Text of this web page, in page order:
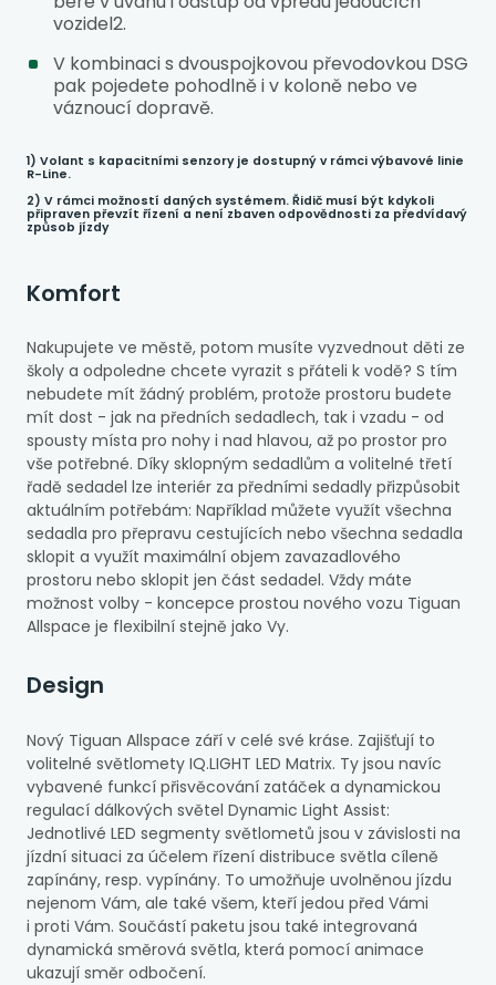
vozidel2.
V kombinaci s dvouspojkovou převodovkou DSG
pak pojedete pohodlně i v koloně nebo ve
váznoucí dopravě.
1) Volant s kapacitními senzory je dostupný v rámci výbavové linie
R-Line.
2) V rámci možností daných systémem. Řidič musí být kdykoli
připraven převzít řízení a není zbaven odpovědnosti za předvídavý
způsob jízdy
Komfort
Nakupujete ve městě, potom musíte vyzvednout děti ze
školy a odpoledne chcete vyrazit s přáteli k vodě? S tím
nebudete mít žádný problém, protože prostoru budete
mít dost - jak na předních sedadlech, tak i vzadu - od
spousty místa pro nohy i nad hlavou, až po prostor pro
vše potřebné. Díky sklopným sedadlům a volitelné třetí
řadě sedadel lze interiér za předními sedadly přizpůsobit
aktuálním potřebám: Například můžete využít všechna
sedadla pro přepravu cestujících nebo všechna sedadla
sklopit a využít maximální objem zavazadlového
prostoru nebo sklopit jen část sedadel. Vždy máte
možnost volby - koncepce prostou nového vozu Tiguan
Allspace je flexibilní stejně jako Vy.
Design
Nový Tiguan Allspace září v celé své kráse. Zajišťují to
volitelné světlomety IQ.LIGHT LED Matrix. Ty jsou navíc
vybavené funkcí přisvěcování zatáček a dynamickou
regulací dálkových světel Dynamic Light Assist:
Jednotlivé LED segmenty světlometů jsou v závislosti na
jízdní situaci za účelem řízení distribuce světla cíleně
zapínány, resp. vypínány. To umožňuje uvolněnou jízdu
nejenom Vám, ale také všem, kteří jedou před Vámi
i proti Vám. Součástí paketu jsou také integrovaná
dynamická směrová světla, která pomocí animace
ukazují směr odbočení.